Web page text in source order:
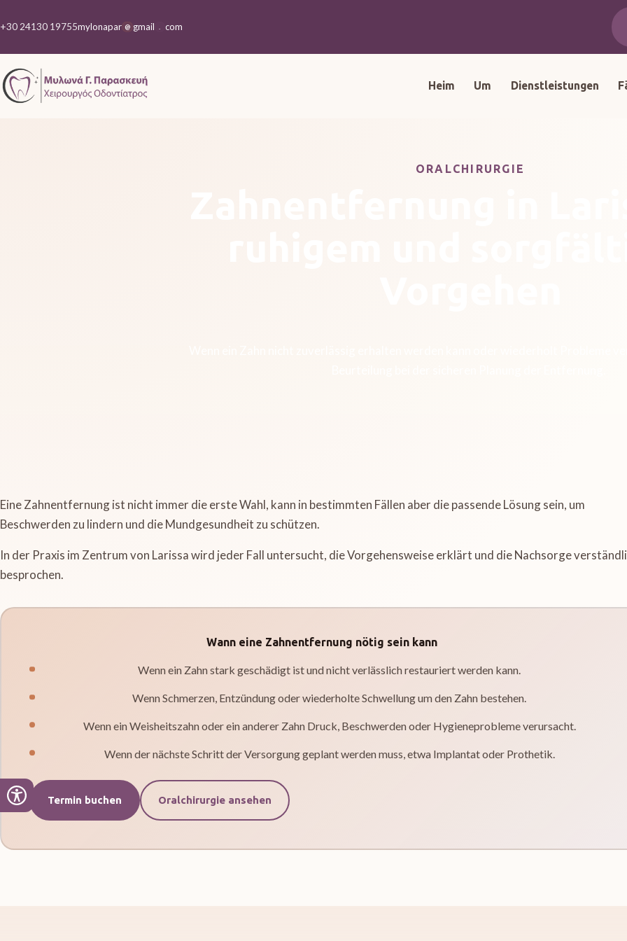
+30 24130 19755mylonapar @ gmail com
Heim Um Dienstleistungen
ORALCHIRURGIE
Eine Zahnentfernung ist nicht immer die erste Wahl, kann in bestimmten Fällen aber die passende Lösung sein, um
Beschwerden zu lindern und die Mundgesundheit zu schützen.
In der Praxis im Zentrum von Larissa wird jeder Fall untersucht, die Vorgehensweise erklärt und die Nachsorge
besprochen.
Wann eine Zahnentfernung nötig sein kann
Wenn ein Zahn stark geschädigt ist und nicht verlässlich restauriert werden kann.
Wenn Schmerzen, Entzündung oder wiederholte Schwellung um den Zahn bestehen.
Wenn ein Weisheitszahn oder ein anderer Zahn Druck, Beschwerden oder Hygieneprobleme verursacht.
Wenn der nächste Schritt der Versorgung geplant werden muss, etwa Implantat oder Prothetik.
Termin buchen Oralchirurgie ansehen